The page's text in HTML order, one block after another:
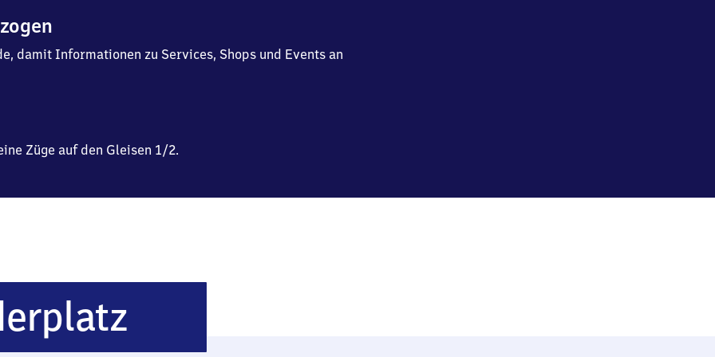
damit Informationen zu Services, Shops und Events an
Züge auf den Gleisen 1/2.